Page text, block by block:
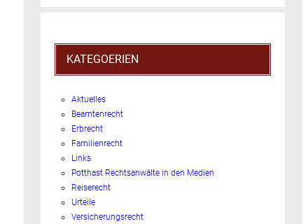
KATEGOERIEN
Aktuelles
Beamtenrecht
Erbrecht
Familienrecht
Links
Potthast Rechtsanwälte in den Medien
Reiserecht
Urteile
Versicherungsrecht